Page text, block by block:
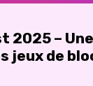
2025 –
jeux de